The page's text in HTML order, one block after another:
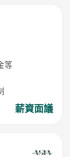
等
薪資面議